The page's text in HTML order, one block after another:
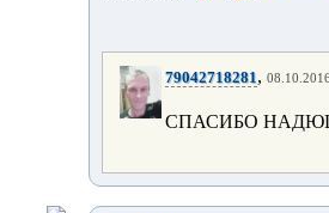
79042718281,
СПАСИБО